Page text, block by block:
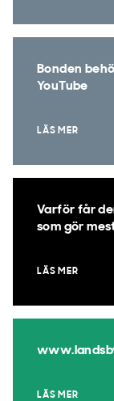
Bonden
YouTube
LÄS MER
Varför får
som gör
LÄS MER
LÄS MER